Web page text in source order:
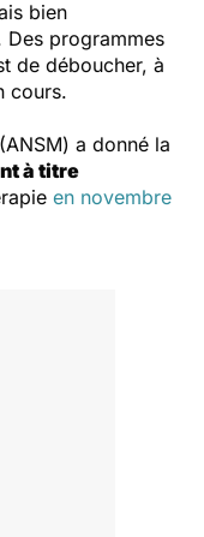
bien
Des programmes
de déboucher, à
cours.
a donné la
à titre
en novembre